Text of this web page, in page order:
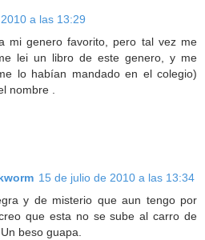
a las 13:29
mi genero favorito, pero tal vez me
lei un libro de este genero, y me
lo habían mandado en el colegio)
nombre .
15 de julio de 2010 a las 13:34
y de misterio que aun tengo por
que esta no se sube al carro de
beso guapa.